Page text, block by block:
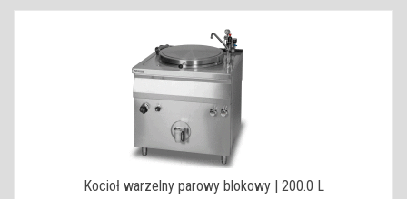
Kocioł warzelny parowy blokowy | 200.0 L